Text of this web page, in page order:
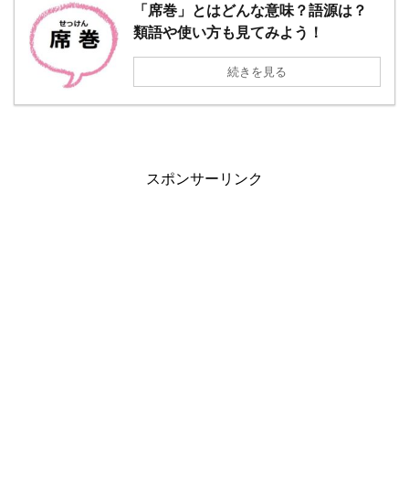
「席巻」とはどんな意味？語源は？
類語や使い方も見てみよう！
続きを見る
スポンサーリンク